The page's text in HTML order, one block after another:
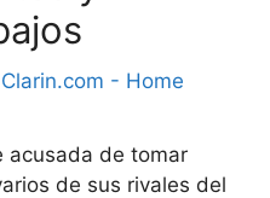
Clarin.com - Home
acusada de tomar
de sus rivales del